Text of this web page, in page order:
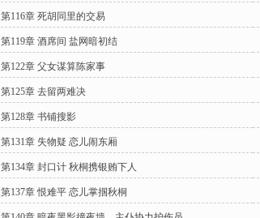
第116章 死胡同里的交易
第119章 酒席间 盐网暗初结
第122章 父女谋算陈家事
第125章 去留两难决
第128章 书铺搜影
第131章 失物疑 恋儿闹东厢
第134章 封口计 秋桐携银贿下人
第137章 恨难平 恋儿掌掴秋桐